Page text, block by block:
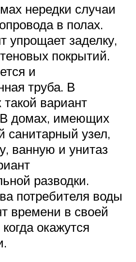
нередки случаи
в полах.
упрощает заделку,
покрытий.
и
труба. В
такой вариант
домах, имеющих
узел,
ванную и унитаз
разводки.
потребителя воды
времени в своей
окажутся